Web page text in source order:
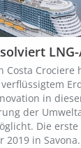
Costa Crociere
in
der
Die
2019 in Savona.